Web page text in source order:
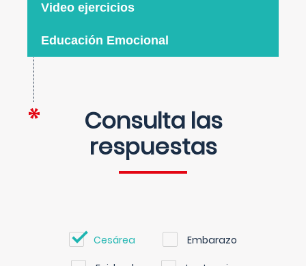
Video ejercicios
Educación Emocional
Consulta las
respuestas
Cesárea Embarazo